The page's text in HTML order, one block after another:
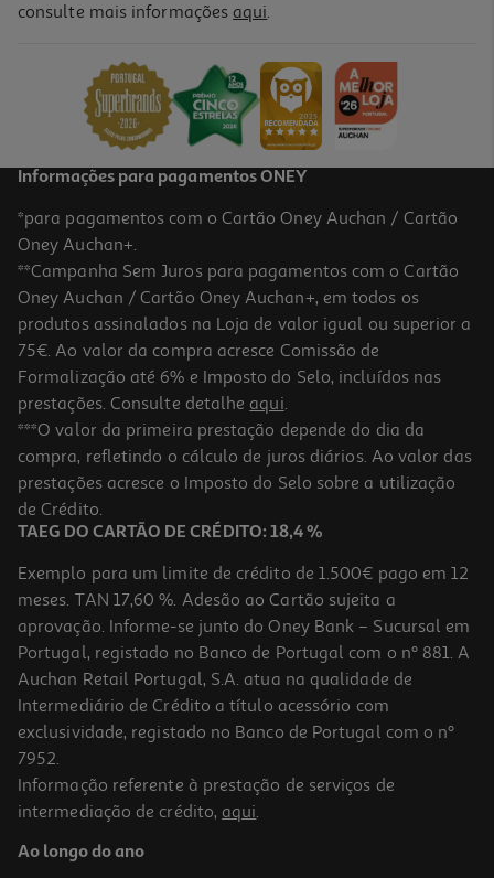
consulte mais informações aqui.
Informações para pagamentos ONEY
*para pagamentos com o Cartão Oney Auchan / Cartão
Oney Auchan+.
**Campanha Sem Juros para pagamentos com o Cartão
Oney Auchan / Cartão Oney Auchan+, em todos os
produtos assinalados na Loja de valor igual ou superior a
75€. Ao valor da compra acresce Comissão de
Formalização até 6% e Imposto do Selo, incluídos nas
prestações. Consulte detalhe aqui.
***O valor da primeira prestação depende do dia da
compra, refletindo o cálculo de juros diários. Ao valor das
prestações acresce o Imposto do Selo sobre a utilização
de Crédito.
TAEG DO CARTÃO DE CRÉDITO: 18,4 %
Exemplo para um limite de crédito de 1.500€ pago em 12
meses. TAN 17,60 %. Adesão ao Cartão sujeita a
aprovação. Informe-se junto do Oney Bank – Sucursal em
Portugal, registado no Banco de Portugal com o nº 881. A
Auchan Retail Portugal, S.A. atua na qualidade de
Intermediário de Crédito a título acessório com
exclusividade, registado no Banco de Portugal com o nº
7952.
Informação referente à prestação de serviços de
intermediação de crédito, aqui.
Ao longo do ano